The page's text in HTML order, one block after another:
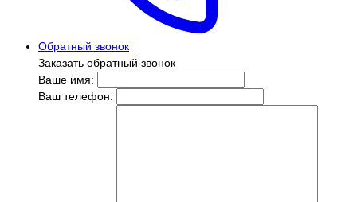
Обратный звонок
Заказать обратный звонок
Ваше имя:
Ваш телефон: